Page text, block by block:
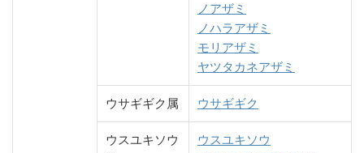
ノアザミ
ノハラアザミ
モリアザミ
ヤツタカネアザミ
ウサギギク属 ウサギギク
ウスユキソウ
ウスユキソウ